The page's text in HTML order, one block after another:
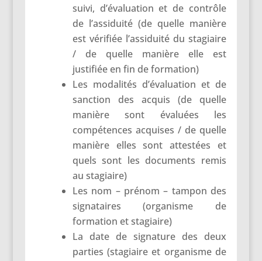
suivi, d’évaluation et de contrôle
de l’assiduité (de quelle manière
est vérifiée l’assiduité du stagiaire
/ de quelle manière elle est
justifiée en fin de formation)
Les modalités d’évaluation et de
sanction des acquis (de quelle
manière sont évaluées les
compétences acquises / de quelle
manière elles sont attestées et
quels sont les documents remis
au stagiaire)
Les nom – prénom – tampon des
signataires (organisme de
formation et stagiaire)
La date de signature des deux
parties (stagiaire et organisme de